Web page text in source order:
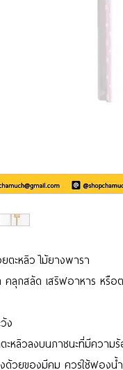
ตะหลิว ไม้ยางพารา
ลุกสลัด เสริฟอาหาร หรือต
ง
ะหลิวลงบนภาชนะที่มีความ
ด้วยของมีคม ควรใช้ฟองน้ำ